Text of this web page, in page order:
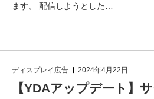
ます。 配信しようとした…
ディスプレイ広告 2024年4月22日
【YDAアップデート】